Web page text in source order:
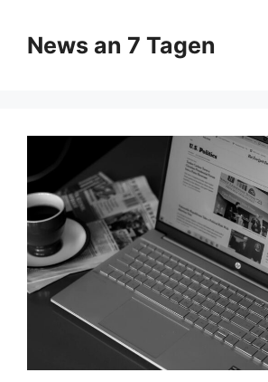
Inhalt
springen
News an 7 Tagen